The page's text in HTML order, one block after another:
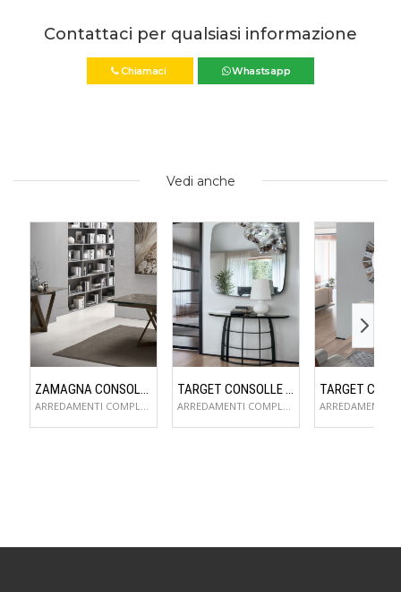
Contattaci per qualsiasi informazione
Chiamaci Whastsapp
Vedi anche
ZAMAGNA CONSOLLE FLAME TARGET CONSOLLE COSMOS